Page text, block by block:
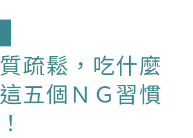
疏鬆，吃什麼
五個ＮＧ習慣